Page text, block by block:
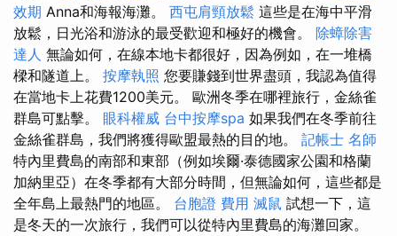
效期 Anna和海報海灘。 西屯肩頸放鬆 這些是在海中平滑
放鬆，日光浴和游泳的最受歡迎和極好的機會。 除蟑除害
達人 無論如何，在線本地卡都很好，因為例如，在一堆橋
樑和隧道上。 按摩執照 您要賺錢到世界盡頭，我認為值得
在當地卡上花費1200美元。 歐洲冬季在哪裡旅行，金絲雀
群島可點擊。 眼科權威 台中按摩spa 如果我們在冬季前往
金絲雀群島，我們將獲得歐盟最熱的目的地。 記帳士 名師
特內里費島的南部和東部（例如埃爾·泰德國家公園和格蘭
加納里亞）在冬季都有大部分時間，但無論如何，這些都是
全年島上最熱門的地區。 台胞證 費用 滅鼠 試想一下，這
是冬天的一次旅行，我們可以從特內里費島的海灘回家。